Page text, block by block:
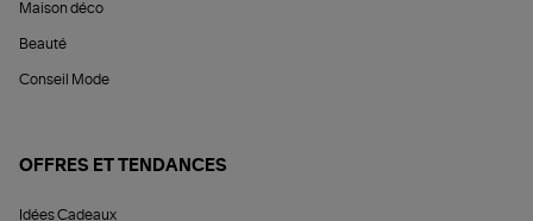
Maison déco
Beauté
Conseil Mode
OFFRES ET TENDANCES
Idées Cadeaux